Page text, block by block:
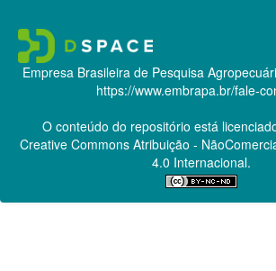
Empresa Brasileira de Pesquisa
https://www.embrapa.br/fale-
O conteúdo do repositório está
Creative CommonsAtribuição -
4.0 Internacional.